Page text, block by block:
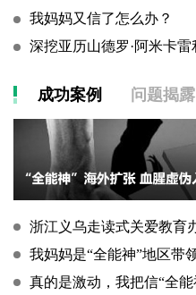
我妈妈又信了怎么办？
成功案例 问题揭露